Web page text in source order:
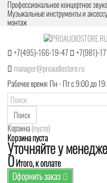
Профессиональное концертное
Музыкальные инструменты и
монтаж
+7(495)-166-19-47
+7(981)-
manager@proaudiostore.ru
Рабочее время: Пн - Пт с 9:00 до
Поиск
Корзина(пусто)
Корзина пуста
Уточняйте у
0Итого, к оплате
Оформить заказ